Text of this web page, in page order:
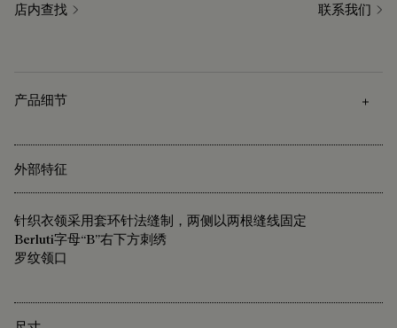
店内查找
联系我们
产品细节
外部特征
针织衣领采用套环针法缝制，两侧以两根缝线固定
Berluti字母“B”右下方刺绣
罗纹领口